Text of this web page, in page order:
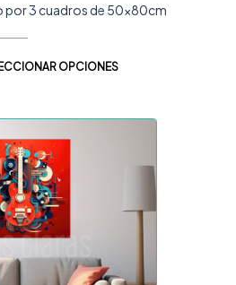
3 cuadros de 50x80cm
OPCIONES